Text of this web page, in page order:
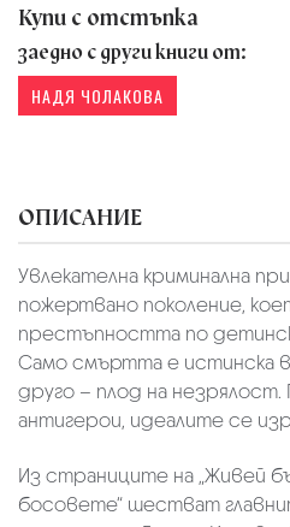
Купи с отстъпка
заедно с други книги от:
НАДЯ ЧОЛАКОВА
ОПИСАНИЕ
Увлекателна криминална
пожертвано поколение,
престъпността по
Само смъртта е истинска в
друго – плод на
антигерои, идеалите се
Из страниците на „Живей
босовете“ шестват